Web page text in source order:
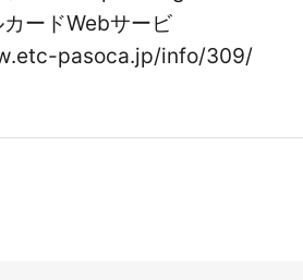
カードWebサービ
pasoca.jp/info/309/